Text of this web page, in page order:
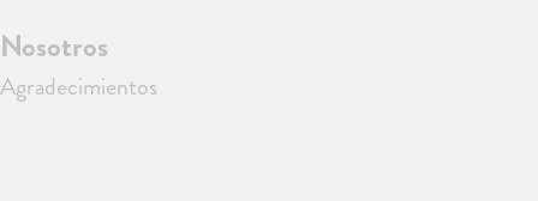
Nosotros
Agradecimientos